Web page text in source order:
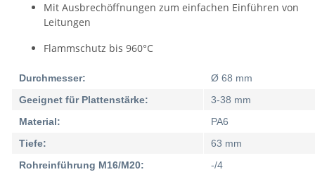
Mit Ausbrechöffnungen zum einfachen Einführen von
Leitungen
Flammschutz bis 960°C
Durchmesser:
Ø 68 mm
Geeignet für Plattenstärke:
3-38 mm
Material:
PA6
Tiefe:
63 mm
Rohreinführung M16/M20:
-/4